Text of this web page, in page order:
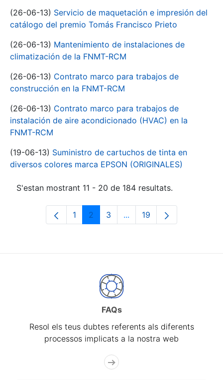
(26-06-13) Servicio de maquetación e impresión del
catálogo del premio Tomás Francisco Prieto
(26-06-13) Mantenimiento de instalaciones de
climatización de la FNMT-RCM
(26-06-13) Contrato marco para trabajos de
construcción en la FNMT-RCM
(26-06-13) Contrato marco para trabajos de
instalación de aire acondicionado (HVAC) en la
FNMT-RCM
(19-06-13) Suministro de cartuchos de tinta en
diversos colores marca EPSON (ORIGINALES)
S'estan mostrant 11 - 20 de 184 resultats.
Pàgina
1 Pàgina
2 Pàgina
3 ...Pàgines intermèdies
Pàgina
19
FAQs
Resol els teus dubtes referents als diferents
processos implicats a la nostra web